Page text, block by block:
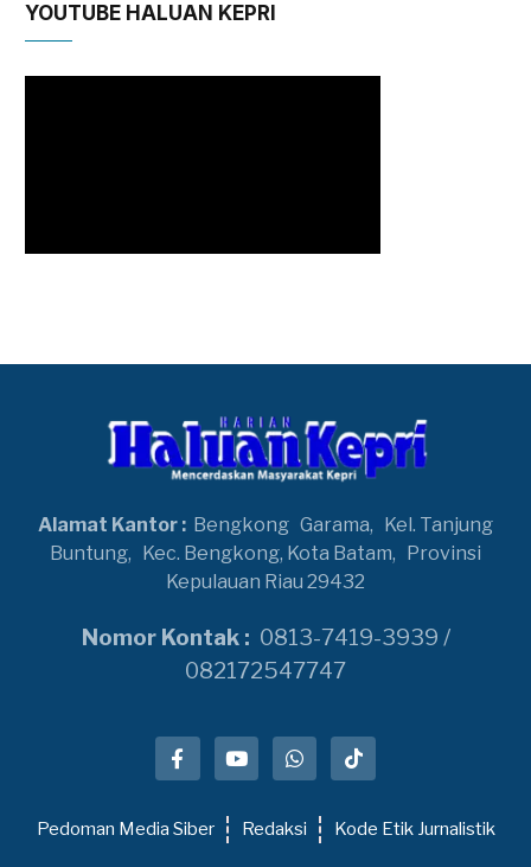
YOUTUBE HALUAN KEPRI
Alamat Kantor : Bengkong Garama, Kel. Tanjung
Buntung, Kec. Bengkong, Kota Batam, Provinsi
Kepulauan Riau 29432
Nomor Kontak : 0813-7419-3939 /
082172547747
Pedoman Media Siber Redaksi Kode Etik Jurnalistik